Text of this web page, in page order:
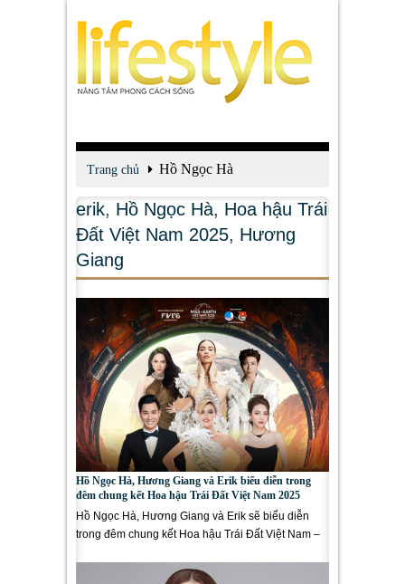
Trang chủ Hồ Ngọc Hà
erik, Hồ Ngọc Hà, Hoa hậu Trái
Đất Việt Nam 2025, Hương
Giang
Hồ Ngọc Hà, Hương Giang và Erik biểu diễn trong
đêm chung kết Hoa hậu Trái Đất Việt Nam 2025
Hồ Ngọc Hà, Hương Giang và Erik sẽ biểu diễn
trong đêm chung kết Hoa hậu Trái Đất Việt Nam –